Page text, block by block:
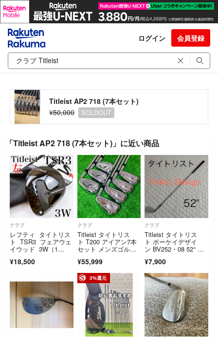
ログイン 会員登録
Titleist AP2 718 (7本セット)
¥50,000
SOLDOUT
「Titleist AP2 718 (7本セット)」に近い商品
クラブ
レフティ タイトリス
ト TSR3 フェアウェ
イウッド 3W（1
¥18,500
クラブ
Titleist タイトリス
ト T200 アイアン7本
セット メンズゴルフ
¥55,999
クラブ
Titleist タイトリス
ト ボーケイデザイ
ン BV252・08 52° Dy
ッジ 名器
¥7,900
3%還元